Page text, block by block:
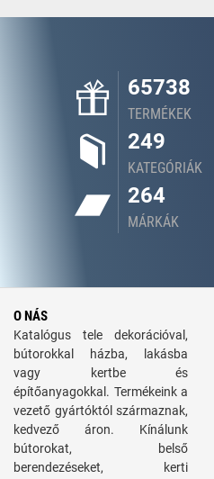
65738
TERMÉKEK
249
KATEGÓRIÁK
264
MÁRKÁK
O NÁS
Katalógus tele dekorációval,
bútorokkal házba, lakásba
vagy kertbe és
építőanyagokkal. Termékeink a
vezető gyártóktól származnak,
kedvező áron. Kínálunk
bútorokat, belső
berendezéseket, kerti